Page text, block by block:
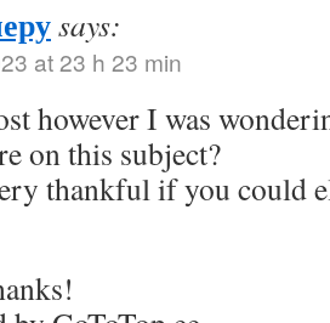
says:
at 23 h 23 min
however I was
on this subject?
thankful if you could